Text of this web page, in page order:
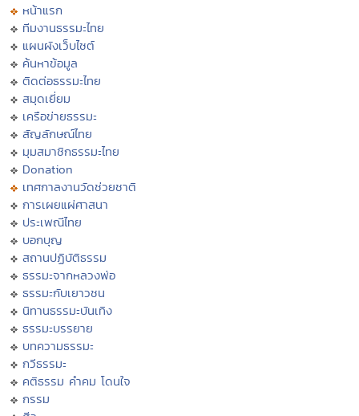
หน้าแรก
ทีมงานธรรมะไทย
แผนผังเว็บไซต์
ค้นหาข้อมูล
ติดต่อธรรมะไทย
สมุดเยี่ยม
เครือข่ายธรรมะ
สัญลักษณ์ไทย
มุมสมาชิกธรรมะไทย
Donation
เทศกาลงานวัดช่วยชาติ
การเผยแผ่ศาสนา
ประเพณีไทย
บอกบุญ
สถานปฏิบัติธรรม
ธรรมะจากหลวงพ่อ
ธรรมะกับเยาวชน
นิทานธรรมะบันเทิง
ธรรมะบรรยาย
บทความธรรมะ
กวีธรรมะ
คติธรรม คำคม โดนใจ
กรรม